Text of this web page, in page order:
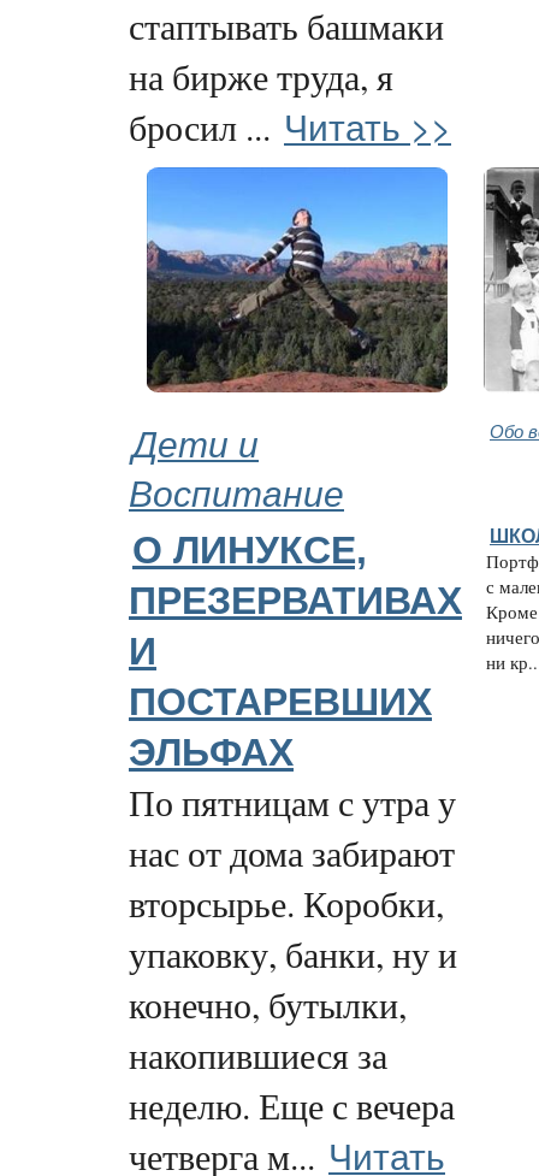
стаптывать башмаки
на бирже труда, я
бросил ... Читать >>
Дети и
Воспитание
Обо
О ЛИНУКСЕ,
ПРЕЗЕРВАТИВАХ
И
ПОСТАРЕВШИХ
ЭЛЬФАХ
По пятницам с утра у
нас от дома забирают
вторсырье. Коробки,
упаковку, банки, ну и
конечно, бутылки,
накопившиеся за
неделю. Еще с вечера
четверга м... Читать
с
Кроме
ни